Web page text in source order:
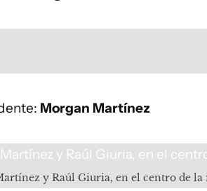
Morgan Martínez
y Raúl Giuria, en el centro de la